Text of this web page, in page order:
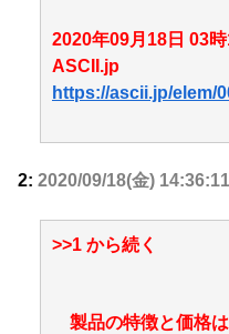
2020年09月18日 03
ASCII.jp
https://ascii.jp/elem/
2: 2020/09/18(金)
>>1 から続く
製品の特徴と価格